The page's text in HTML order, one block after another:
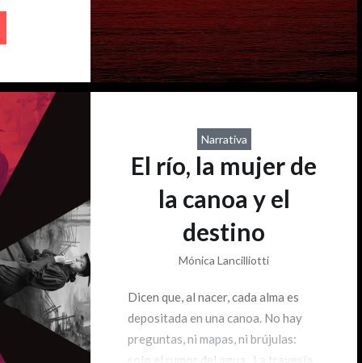
Narrativa
El río, la mujer de
la canoa y el
destino
Mónica Lancilliotti
Dicen que, al nacer, cada alma es
depositada en una canoa. No hay
preguntas, ni mapas, ni brújulas:
solo el rumor del agua. La travesía